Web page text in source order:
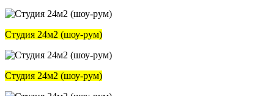
Студия 24м2 (шоу-рум)
Студия 24м2 (шоу-рум)